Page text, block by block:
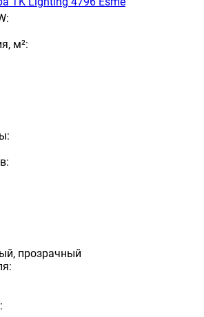
м²:
прозрачный